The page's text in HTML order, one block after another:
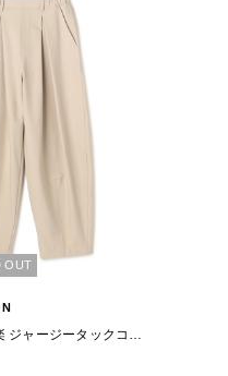
OUT
ジャージータックコク